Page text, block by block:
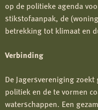
op de politieke agenda
stikstofaanpak, de
betrekking tot klimaat en
Verbinding
De Jagersvereniging
politiek en de te vormen
waterschappen. Een